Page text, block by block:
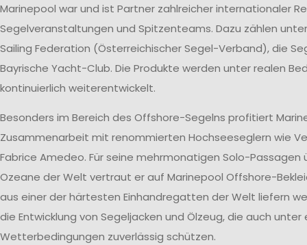
Marinepool war und ist Partner zahlreicher internationaler
Segelveranstaltungen und Spitzenteams. Dazu zählen
Sailing Federation (Österreichischer Segel-Verband), die
Bayrische Yacht-Club. Die Produkte werden unter realen
kontinuierlich weiterentwickelt.
Besonders im Bereich des Offshore-Segelns profitiert
Zusammenarbeit mit renommierten Hochseeseglern wie
Fabrice Amedeo. Für seine mehrmonatigen Solo-
Ozeane der Welt vertraut er auf Marinepool Offshore-
aus einer der härtesten Einhandregatten der Welt liefern
die Entwicklung von Segeljacken und Ölzeug, die auch
Wetterbedingungen zuverlässig schützen.